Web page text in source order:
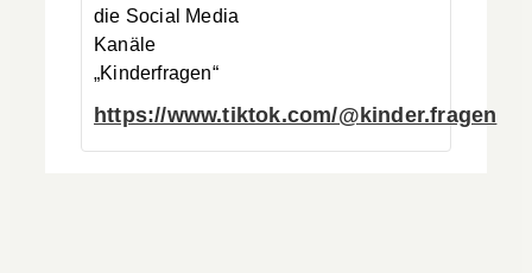
die Social Media
Kanäle
„Kinderfragen“
https://www.tiktok.com/@kinder.fragen